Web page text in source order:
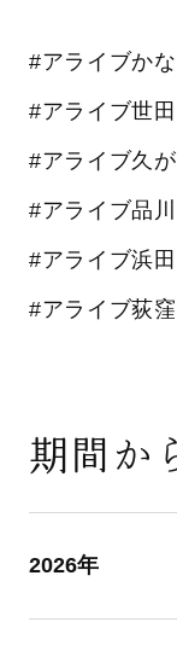
#アライブか
#アライブ世田
#アライブ久
#アライブ品
#アライブ浜
#アライブ荻窪
期間か
2026年